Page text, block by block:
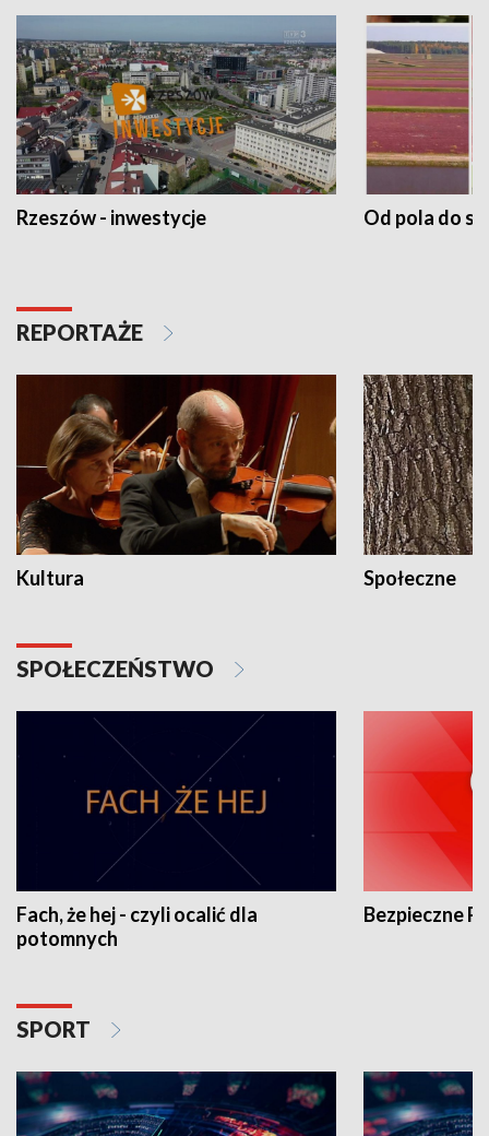
Rzeszów - inwestycje Od pola do
REPORTAŻE
Kultura Społeczne
SPOŁECZEŃSTWO
Fach, że hej - czyli ocalić dla
potomnych
Bezpieczne
SPORT